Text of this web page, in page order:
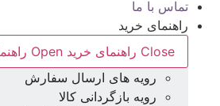
تماس با ما
راهنمای خرید
Close راهنمای خرید
Open راهنمای خرید
رویه های ارسال سفارش
رویه بازگردانی کالا